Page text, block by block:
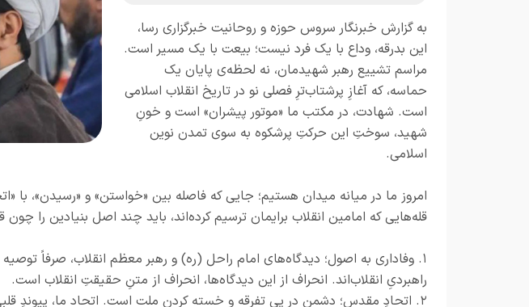
به گزارش خبرنگار سروس حوزه و روحانیت خبرگزاری رسا،
این بدرقه، وداع با یک فرد نیست؛ بیعت با یک مسیر است.
مراسم تشییع رهبر شهیدمان، نه لحظه‌ی پایان یک
حماسه، که آغازِ پرشتاب‌ترِ فصلی نو در تاریخ انقلاب اسلامی
است. شهادت، در مکتب ما «موتور پیشران» است و خونِ
شهید، سوختِ این حرکتِ پرشکوه به سوی تمدن نوین
اسلامی.
امروز ما در میانه میدان هستیم؛ جایی که فاصله بین «خواستن» و «رسیدن»، با
قله‌هایی که امامین انقلاب برایمان ترسیم کرده‌اند، باید چند اصل بنیادین را
۱. وفاداری به اصول؛ دیدگاه‌های امام راحل (ره) و رهبر معظم انقلاب، صرفاً
راهبردیِ انقلاب‌اند. انحراف از این دیدگاه‌ها، انحراف از متنِ حقیقتِ انقلاب است.
۲. اتحادِ مقدس؛ دشمن در پی تفرقه و خسته کردنِ ملت است. اتحاد ما، پیوندِ قلبیِ